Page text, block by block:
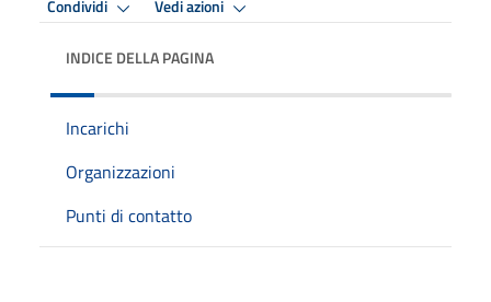
Condividi Vedi azioni
INDICE DELLA PAGINA
Incarichi
Organizzazioni
Punti di contatto